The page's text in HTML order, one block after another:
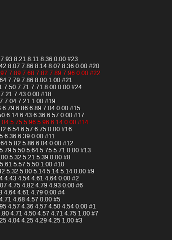
8.21 8.11 8.36 0.00 #23
8.07 7.86 8.14 8.07 8.36 0.00 #20
7.89 7.68 7.82 7.89 7.96 0.00 #22
7.79 7.86 8.00 1.00 #21
7.50 7.71 7.71 8.00 0.00 #24
7.43 0.00 #18
7.04 7.21 1.00 #19
6.79 6.86 6.89 7.04 0.00 #15
6.14 6.43 6.36 6.57 0.00 #17
5.75 5.96 5.96 6.14 0.00 #14
6.54 6.57 6.75 0.00 #16
6.36 6.39 0.00 #11
5.82 5.86 6.04 0.00 #12
5.50 5.64 5.75 5.71 0.00 #13
5.32 5.21 5.39 0.00 #8
5.57 5.50 1.00 #10
5.32 5.00 5.14 5.14 5.14 0.00 #9
4.43 4.54 4.61 4.64 0.00 #2
4.75 4.82 4.79 4.93 0.00 #6
4.64 4.61 4.79 0.00 #4
4.68 4.57 0.00 #5
4.57 4.36 4.57 4.50 4.54 0.00 #1
4.71 4.50 4.57 4.71 4.75 1.00 #7
4.04 4.25 4.29 4.25 1.00 #3